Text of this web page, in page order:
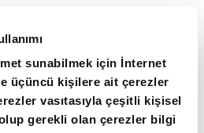
sunabilmek için İnternet
üçüncü kişilere ait çerezler
vasıtasıyla çeşitli kişisel
gerekli olan çerezler bilgi
baz metallerde fiyatları
güçlü şekilde